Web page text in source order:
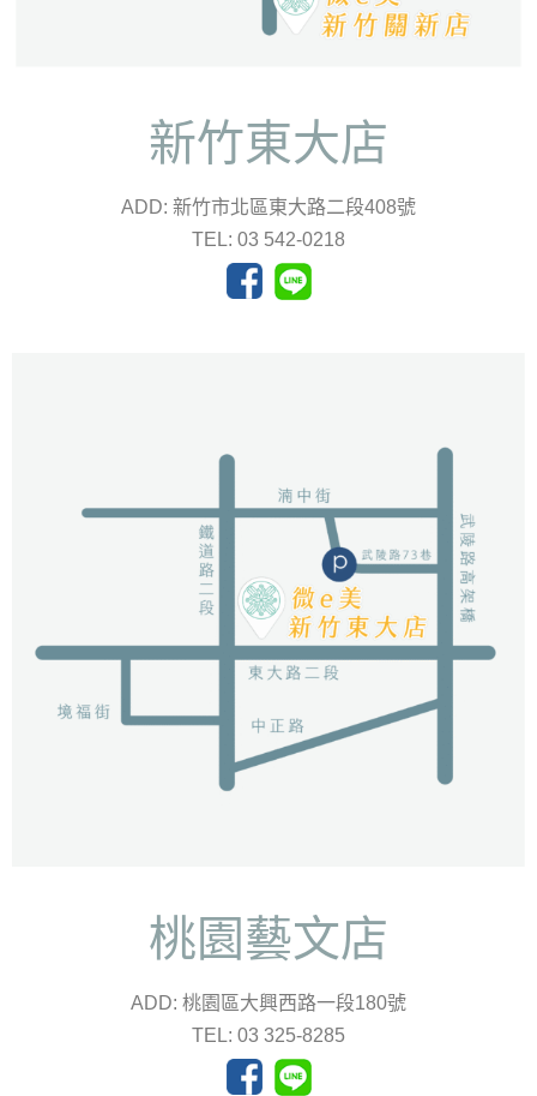
新竹東大店
ADD: 新竹市北區東大路二段408號
TEL: 03 542-0218
桃園藝文店
ADD: 桃園區大興西路一段180號
TEL: 03 325-8285